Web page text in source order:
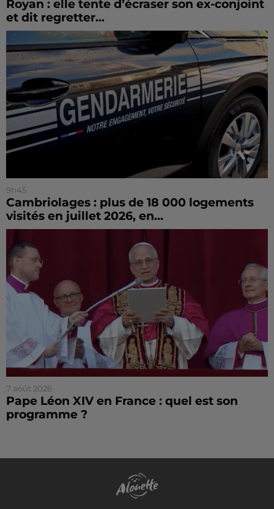
Royan : elle tente d’écraser son ex-conjoint
et dit regretter...
9h45
Cambriolages : plus de 18 000 logements
visités en juillet 2026, en...
7 août 2026
Pape Léon XIV en France : quel est son
programme ?